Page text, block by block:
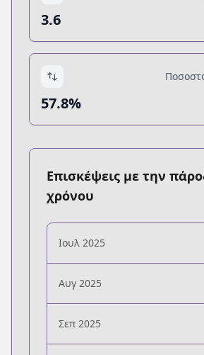
3.6
57.8%
Επισκέψεις με την
χρόνου
Ιουλ 2025
Αυγ 2025
Σεπ 2025